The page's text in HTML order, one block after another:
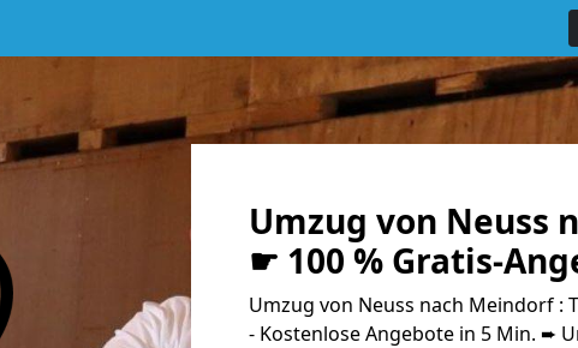
Umzug von Neuss
☛ 100 % Gratis-
Umzug von Neuss nach Meindorf :
- Kostenlose Angebote in 5 Min. ➨